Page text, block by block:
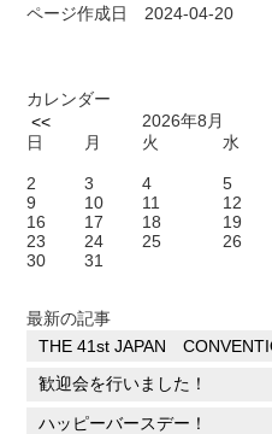
ページ作成日 2024-04-20
カレンダー
<<
2026年8月
日
月 火 水
2
3 4 5
9
10 11 12
16
17 18 19
23
24 25 26
30
31
最新の記事
THE 41st JAPAN
歓迎会を行いました！
ハッピーバースデー！